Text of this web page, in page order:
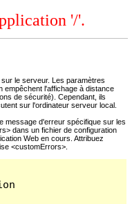
'/'.
le serveur. Les paramètres
empêchent l'affichage à distance
de sécurité). Cependant, ils
sur l'ordinateur serveur local.
message d'erreur spécifique sur les
dans un fichier de configuration
Web en cours. Attribuez
<customErrors>.